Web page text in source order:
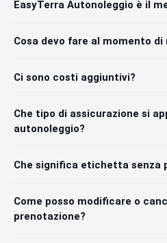
EasyTerra Autonoleggio è il
Cosa devo fare al momento
Ci sono costi aggiuntivi?
Che tipo di assicurazione si
autonoleggio?
Che significa etichetta senza
Come posso modificare o
prenotazione?